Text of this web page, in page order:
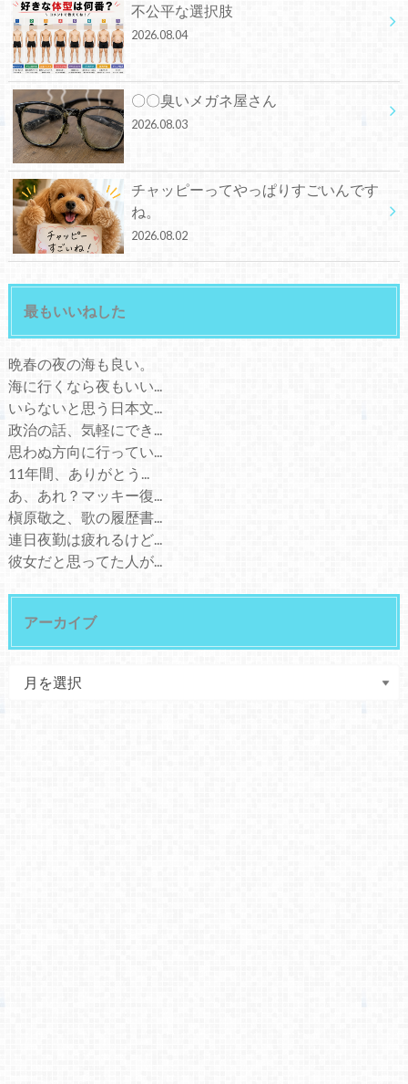
不公平な選択肢
2026.08.04
〇〇臭いメガネ屋さん
2026.08.03
チャッピーってやっぱりすごいんです
ね。
2026.08.02
最もいいねした
晩春の夜の海も良い。
海に行くなら夜もいい...
いらないと思う日本文...
政治の話、気軽にでき...
思わぬ方向に行ってい...
11年間、ありがとう...
あ、あれ？マッキー復...
槇原敬之、歌の履歴書...
連日夜勤は疲れるけど...
彼女だと思ってた人が...
アーカイブ